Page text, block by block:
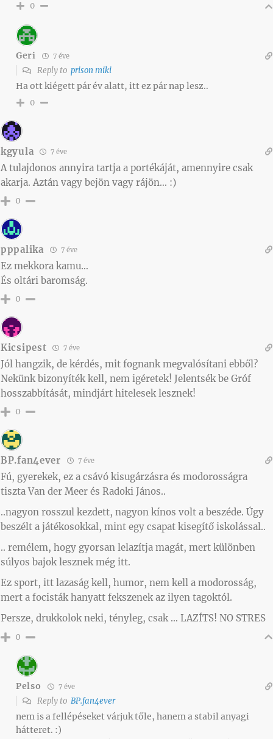
0
Geri 7 éve
Reply to prison miki
Ha ott kiégett pár év alatt, itt ez pár nap lesz..
0
kgyula 7 éve
A tulajdonos annyira tartja a portékáját, amennyire csak
akarja. Aztán vagy bejön vagy rájön… :)
0
pppalika 7 éve
Ez mekkora kamu…
És oltári baromság.
0
Kicsipest 7 éve
Jól hangzik, de kérdés, mit fognank megvalósítani ebből?
Nekünk bizonyíték kell, nem igéretek! Jelentsék be Gróf
hosszabbítását, mindjárt hitelesek lesznek!
0
BP.fan4ever 7 éve
Fú, gyerekek, ez a csávó kisugárzásra és modorosságra
tiszta Van der Meer és Radoki János..
..nagyon rosszul kezdett, nagyon kínos volt a beszéde. Úgy
beszélt a játékosokkal, mint egy csapat kisegítő iskolással..
.. remélem, hogy gyorsan lelazítja magát, mert különben
súlyos bajok lesznek még itt.
Ez sport, itt lazaság kell, humor, nem kell a modorosság,
mert a focisták hanyatt fekszenek az ilyen tagoktól.
Persze, drukkolok neki, tényleg, csak … LAZÍTS! NO STRES
0
Pelso 7 éve
Reply to BP.fan4ever
nem is a fellépéseket várjuk tőle, hanem a stabil anyagi
hátteret. :)